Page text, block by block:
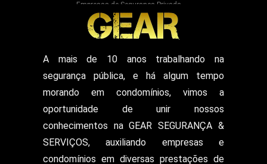
Empresas de Segurança Privada
Empresas Prestadoras de Serviços para
Condominios
Empresas Prestadoras de Serviços para Prédios
Prestação de Serviços de Recepção
Recepcionista Terceirizada
Segurança Particular Armado
Segurança Patrimonial E Monitoramento
Segurança Patrimonial em Hospitais
Segurança Patrimonial Eventos
Serviço de Escolta Armada
A mais de 10 anos trabalhando na
segurança pública, e há algum tempo
morando em condomínios, vimos a
oportunidade de unir nossos
conhecimentos na GEAR SEGURANÇA &
SERVIÇOS, auxiliando empresas e
condomínios em diversas prestações de